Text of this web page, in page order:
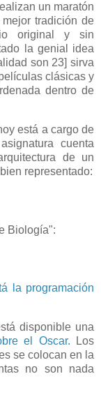
un maratón
tradición de
original y sin
la genial idea
son 23] sirva
clásicas y
dentro de
está a cargo de
cuenta
de un
representado:
Biología":
la programación
disponible una
el Oscar. Los
se colocan en la
no son nada